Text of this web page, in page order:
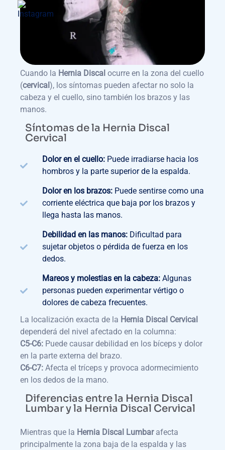
Cuando la Hernia Discal ocurre en la zona del cuello
(cervical ), los síntomas pueden afectar no solo la
cabeza y el cuello, sino también los brazos y las
manos.
Síntomas de la Hernia Discal
Cervical
Dolor en el cuello:Puede irradiarse hacia los
hombros y la parte superior de la espalda.
Dolor en los brazos: Puede sentirse como una
corriente eléctrica que baja por los brazos y
llega hasta las manos.
Debilidad en las manos: Dificultad para
sujetar objetos o pérdida de fuerza en los
dedos.
Mareos y molestias en la cabeza: Algunas
personas pueden experimentar vértigo o
dolores de cabeza frecuentes.
La localización exacta de la Hernia Discal Cervical
dependerá del nivel afectado en la columna:
C5-C6: Puede causar debilidad en los bíceps y dolor
en la parte externa del brazo.
C6-C7: Afecta el tríceps y provoca adormecimiento
en los dedos de la mano.
Diferencias entre la Hernia Discal
Lumbar y la Hernia Discal Cervical
Mientras que la Hernia Discal Lumbar afecta
principalmente la zona baja de la espalda y las